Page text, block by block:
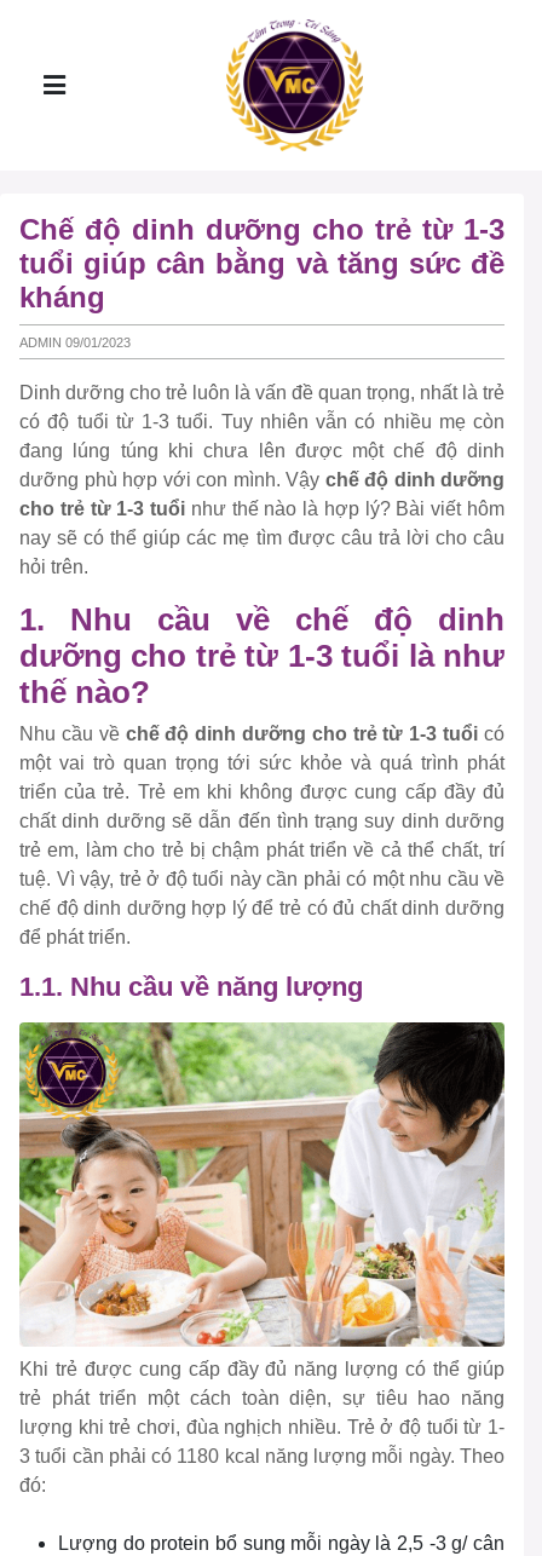
Chế độ dinh dưỡng cho trẻ từ 1-3
tuổi giúp cân bằng và tăng sức đề
kháng
ADMIN 09/01/2023
Dinh dưỡng cho trẻ luôn là vấn đề quan trọng, nhất là trẻ
có độ tuổi từ 1-3 tuổi. Tuy nhiên vẫn có nhiều mẹ còn
đang lúng túng khi chưa lên được một chế độ dinh
dưỡng phù hợp với con mình. Vậy chế độ dinh dưỡng
cho trẻ từ 1-3 tuổi như thế nào là hợp lý? Bài viết hôm
nay sẽ có thể giúp các mẹ tìm được câu trả lời cho câu
hỏi trên.
1. Nhu cầu về chế độ dinh
dưỡng cho trẻ từ 1-3 tuổi là như
thế nào?
Nhu cầu về chế độ dinh dưỡng cho trẻ từ 1-3 tuổi có
một vai trò quan trọng tới sức khỏe và quá trình phát
triển của trẻ. Trẻ em khi không được cung cấp đầy đủ
chất dinh dưỡng sẽ dẫn đến tình trạng suy dinh dưỡng
trẻ em, làm cho trẻ bị chậm phát triển về cả thể chất, trí
tuệ. Vì vậy, trẻ ở độ tuổi này cần phải có một nhu cầu về
chế độ dinh dưỡng hợp lý để trẻ có đủ chất dinh dưỡng
để phát triển.
1.1. Nhu cầu về năng lượng
Khi trẻ được cung cấp đầy đủ năng lượng có thể giúp
trẻ phát triển một cách toàn diện, sự tiêu hao năng
lượng khi trẻ chơi, đùa nghịch nhiều. Trẻ ở độ tuổi từ 1-
3 tuổi cần phải có 1180 kcal năng lượng mỗi ngày. Theo
đó:
Lượng do protein bổ sung mỗi ngày là 2,5 -3 g/ cân